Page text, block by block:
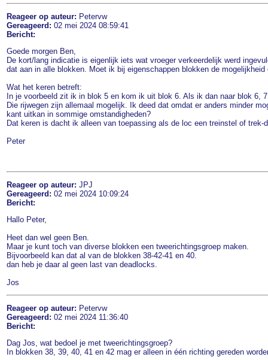
Reageer op auteur: Petervw
Gereageerd: 02 mei 2024 08:59:41
Bericht:
Goede morgen Ben,
De kort/lang indicatie is eigenlijk iets wat vroeger verkeerdelijk werd
dat aan in alle blokken. Moet ik bij eigenschappen blokken de mogelijkheid
Wat het keren betreft:
In je voorbeeld zit ik in blok 5 en kom ik uit blok 6. Als ik dan naar blok
Die rijwegen zijn allemaal mogelijk. Ik deed dat omdat er anders minder
kant uitkan in sommige omstandigheden?
Dat keren is dacht ik alleen van toepassing als de loc een treinstel of
Peter
Reageer op auteur: JPJ
Gereageerd: 02 mei 2024 10:09:24
Bericht:
Hallo Peter,
Heet dan wel geen Ben.
Maar je kunt toch van diverse blokken een tweerichtingsgroep maken.
Bijvoorbeeld kan dat al van de blokken 38-42-41 en 40.
dan heb je daar al geen last van deadlocks.
Jos
Reageer op auteur: Petervw
Gereageerd: 02 mei 2024 11:36:40
Bericht:
Dag Jos, wat bedoel je met tweerichtingsgroep?
In blokken 38, 39, 40, 41 en 42 mag er alleen in één richting gereden